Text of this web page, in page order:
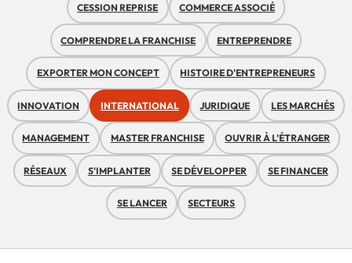
CESSION REPRISE COMMERCE ASSOCIÉ
COMPRENDRE LA FRANCHISE ENTREPRENDRE
EXPORTER MON CONCEPT HISTOIRE D'ENTREPRENEURS
INNOVATION INTERNATIONAL JURIDIQUE LES MARCHÉS
MANAGEMENT MASTER FRANCHISE OUVRIR À L'ÉTRANGER
RÉSEAUX S'IMPLANTER SE DÉVELOPPER SE FINANCER
SE LANCER SECTEURS